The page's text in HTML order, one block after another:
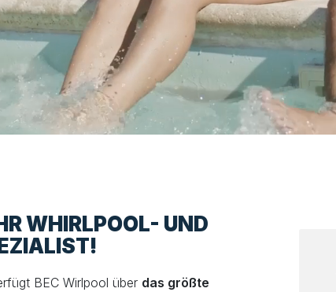
WHIRLPOOL- UND
BEC Wirlpool über das größte